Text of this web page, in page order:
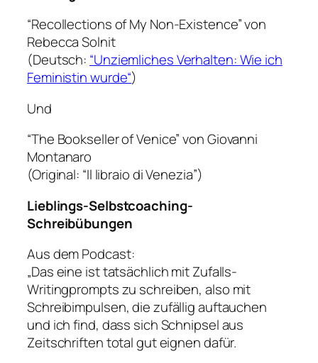
“Recollections of My Non-Existence” von
Rebecca Solnit
(Deutsch: “Unziemliches Verhalten: Wie ich
Feministin wurde“)
Und
“The Bookseller of Venice” von Giovanni
Montanaro
(Original: “Il libraio di Venezia”)
Lieblings-Selbstcoaching-
Schreibübungen
Aus dem Podcast:
„Das eine ist tatsächlich mit Zufalls-
Writingprompts zu schreiben, also mit
Schreibimpulsen, die zufällig auftauchen
und ich find, dass sich Schnipsel aus
Zeitschriften total gut eignen dafür.